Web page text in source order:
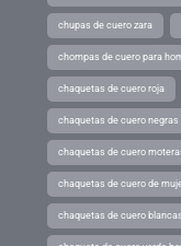
chupas de cuero zara
chompas de cuero para
chaquetas de cuero roja
chaquetas de cuero negras
chaquetas de cuero
chaquetas de cuero de
chaquetas de cuero